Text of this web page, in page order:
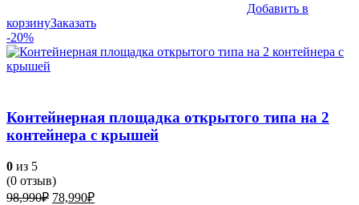
Добавить в
корзинуЗаказать
-20%
Контейнерная площадка открытого типа на 2
контейнера с крышей
0 из 5
(0 отзыв)
98,990₽ Первоначальная
78,990₽Текущая